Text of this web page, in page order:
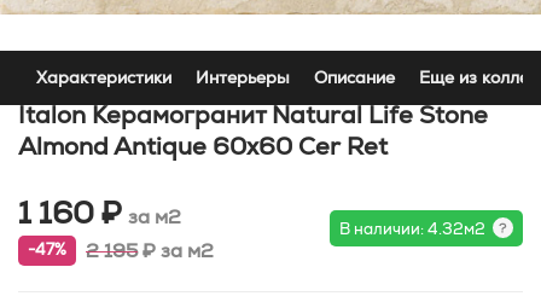
Характеристики Интерьеры Описание Еще из
Italon Керамогранит Natural Life Stone
Almond Antique 60x60 Cer Ret
1 160 ₽ за м2
-47% 2 195₽за м2
В наличии: 4.32м2